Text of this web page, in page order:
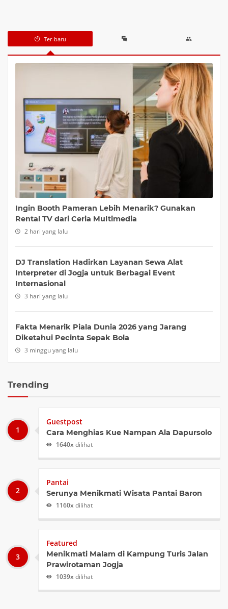
Ter-baru
Ingin Booth Pameran Lebih Menarik? Gunakan
Rental TV dari Ceria Multimedia
2 hari yang lalu
DJ Translation Hadirkan Layanan Sewa Alat
Interpreter di Jogja untuk Berbagai Event
Internasional
3 hari yang lalu
Fakta Menarik Piala Dunia 2026 yang Jarang
Diketahui Pecinta Sepak Bola
3 minggu yang lalu
Trending
Guestpost
Cara Menghias Kue Nampan Ala Dapursolo
1640x dilihat
Pantai
Serunya Menikmati Wisata Pantai Baron
1160x dilihat
Featured
Menikmati Malam di Kampung Turis Jalan
Prawirotaman Jogja
1039x dilihat